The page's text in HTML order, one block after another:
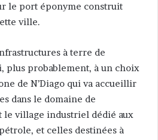
le port éponyme construit
ville.
à terre de
plus probablement, à un choix
de N’Diago qui va accueillir
dans le domaine de
le village industriel dédié aux
et celles destinées à